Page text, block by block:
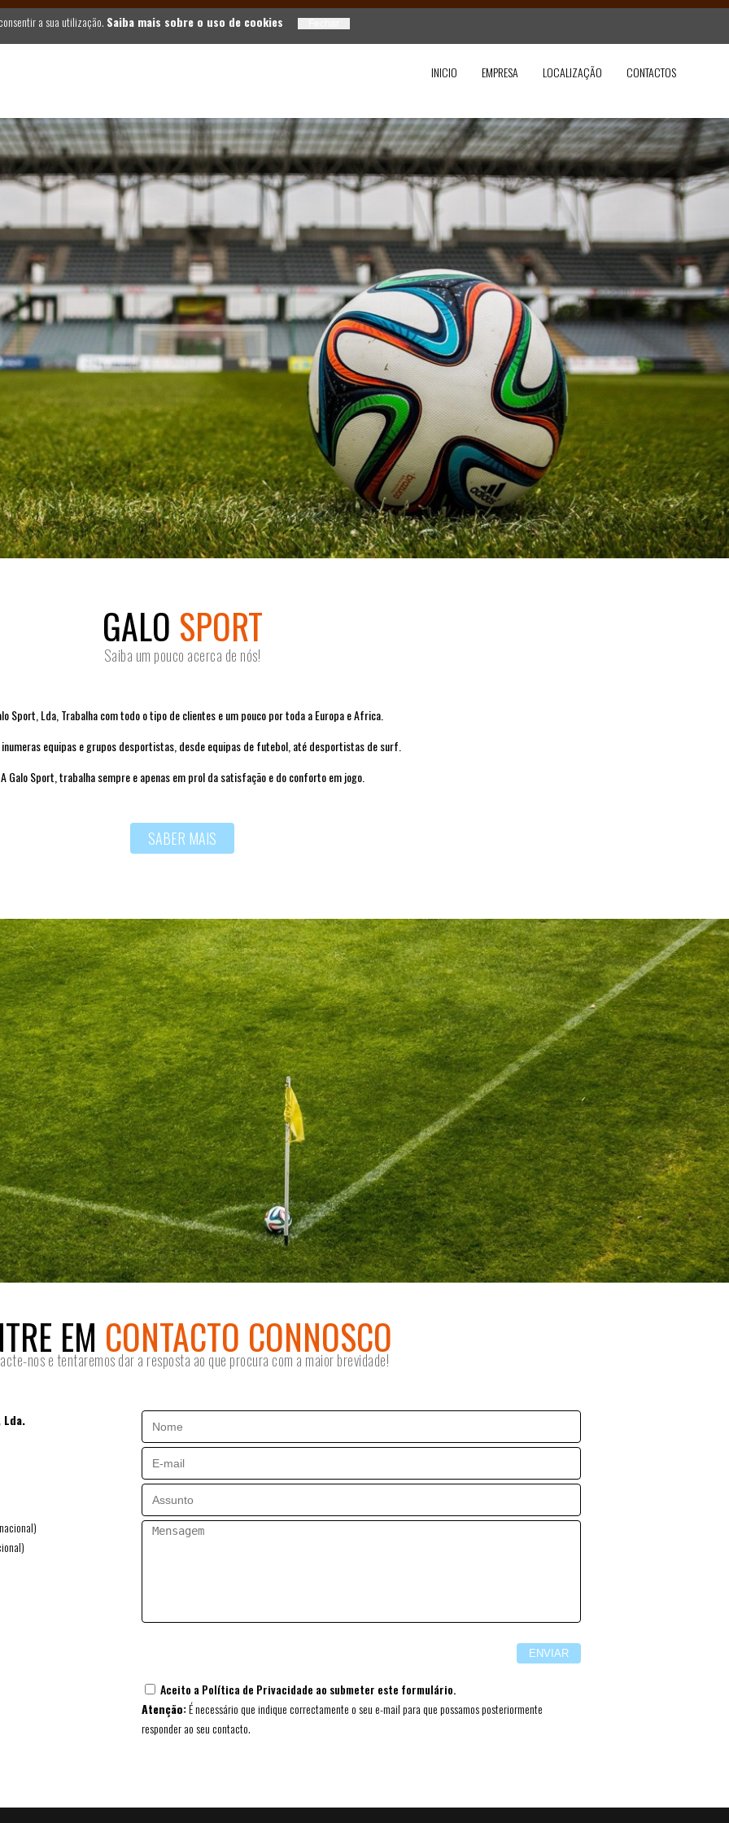
INICIO EMPRESA LOCALIZAÇÃO CONTACTOS
GALO SPORT
Saiba um pouco acerca de nós!
Sport, Lda, Trabalha com todo o tipo de clientes e um pouco por toda a Europa e Africa.
inumeras equipas e grupos desportistas, desde equipas de futebol, até desportistas de surf.
A Galo Sport, trabalha sempre e apenas em prol da satisfação e do conforto em jogo.
SABER MAIS
EM CONTACTO CONNOSCO
nos e tentaremos dar a resposta ao que procura com a maior brevidade!
Aceito a Política de Privacidade ao submeter este formulário.
Atenção:É necessário que indique correctamente o seu e-mail para que possamos posteriormente
responder ao seu contacto.
a sua utilização. Saiba mais sobre o uso de cookies